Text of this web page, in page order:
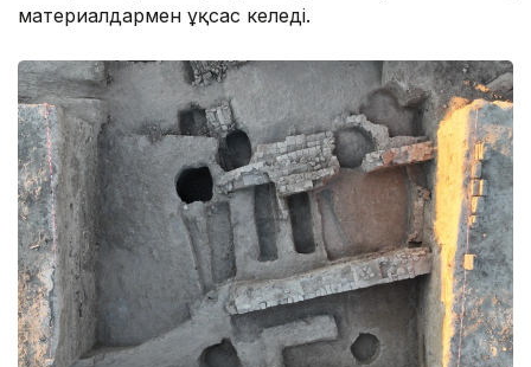
материалдармен ұқсас келеді.